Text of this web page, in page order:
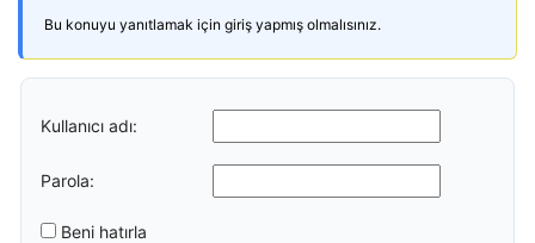
Bu konuyu yanıtlamak için giriş yapmış olmalısınız.
Kullanıcı adı:
Parola:
Beni hatırla